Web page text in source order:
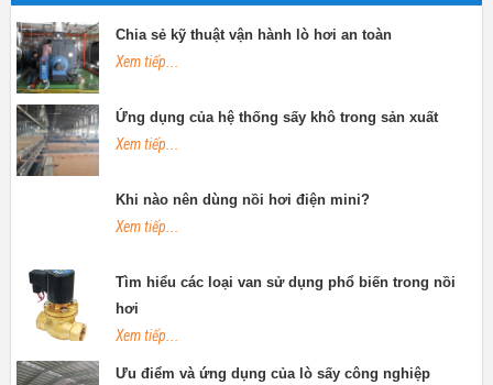
Chia sẻ kỹ thuật vận hành lò hơi an toàn
Xem tiếp...
Ứng dụng của hệ thống sấy khô trong sản xuất
Xem tiếp...
Khi nào nên dùng nồi hơi điện mini?
Xem tiếp...
Tìm hiểu các loại van sử dụng phổ biến trong nồi
hơi
Xem tiếp...
Ưu điểm và ứng dụng của lò sấy công nghiệp